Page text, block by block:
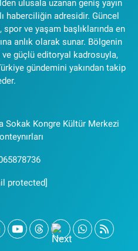
ulusala uzanan geniş yayın
haberciliğin adresidir. Güncel
ve yaşam başlıklarında en
anlık olarak sunar. Bölgenin
ve güçlü editoryal kadrosuyla,
gündemini yakından takip
Sokak Kongre Kültür Merkezi
protected]